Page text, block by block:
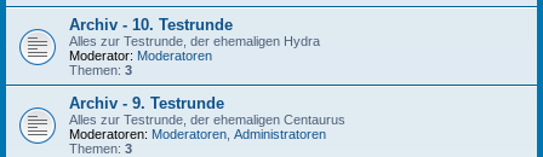
Archiv - 10. Testrunde
Alles zur Testrunde, der ehemaligen Hydra
Moderator: Moderatoren
Themen: 3
Archiv - 9. Testrunde
Alles zur Testrunde, der ehemaligen Centaurus
Moderatoren: Moderatoren Administratoren
Themen: 3